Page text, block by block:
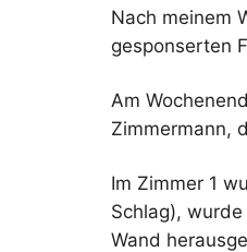
Nach meinem
gesponserten
Am
Zimmermann,
Im Zimmer 1
Schlag),
Wand